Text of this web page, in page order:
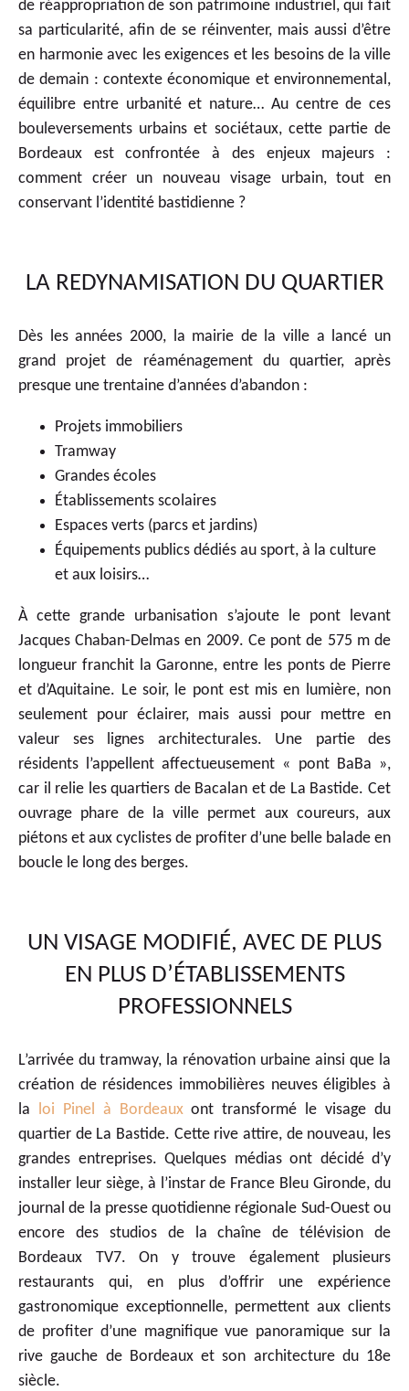
de réappropriation de son patrimoine industriel, qui fait
sa particularité, afin de se réinventer, mais aussi d’être
en harmonie avec les exigences et les besoins de la ville
de demain : contexte économique et environnemental,
équilibre entre urbanité et nature… Au centre de ces
bouleversements urbains et sociétaux, cette partie de
Bordeaux est confrontée à des enjeux majeurs :
comment créer un nouveau visage urbain, tout en
conservant l’identité bastidienne ?
LA REDYNAMISATION DU QUARTIER
Dès les années 2000, la mairie de la ville a lancé un
grand projet de réaménagement du quartier, après
presque une trentaine d’années d’abandon :
Projets immobiliers
Tramway
Grandes écoles
Établissements scolaires
Espaces verts (parcs et jardins)
Équipements publics dédiés au sport, à la culture
et aux loisirs…
À cette grande urbanisation s’ajoute le pont levant
Jacques Chaban-Delmas en 2009. Ce pont de 575 m de
longueur franchit la Garonne, entre les ponts de Pierre
et d’Aquitaine. Le soir, le pont est mis en lumière, non
seulement pour éclairer, mais aussi pour mettre en
valeur ses lignes architecturales. Une partie des
résidents l’appellent affectueusement « pont BaBa »,
car il relie les quartiers de Bacalan et de La Bastide. Cet
ouvrage phare de la ville permet aux coureurs, aux
piétons et aux cyclistes de profiter d’une belle balade en
boucle le long des berges.
UN VISAGE MODIFIÉ, AVEC DE PLUS
EN PLUS D’ÉTABLISSEMENTS
PROFESSIONNELS
L’arrivée du tramway, la rénovation urbaine ainsi que la
création de résidences immobilières neuves éligibles à
la loi Pinel à Bordeauxont transformé le visage du
quartier de La Bastide. Cette rive attire, de nouveau, les
grandes entreprises. Quelques médias ont décidé d’y
installer leur siège, à l’instar de France Bleu Gironde, du
journal de la presse quotidienne régionale Sud-Ouest ou
encore des studios de la chaîne de télévision de
Bordeaux TV7. On y trouve également plusieurs
restaurants qui, en plus d’offrir une expérience
gastronomique exceptionnelle, permettent aux clients
de profiter d’une magnifique vue panoramique sur la
rive gauche de Bordeaux et son architecture du 18e
siècle.